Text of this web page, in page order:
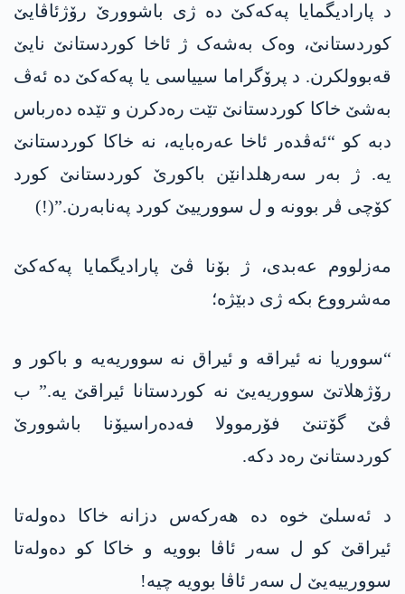
د پارادیگمایا پەکەکێ دە ژی باشوورێ رۆژئاڤایێ
کوردستانێ، وەک بەشەک ژ ئاخا کوردستانێ نایێ
قەبوولکرن. د پرۆگراما سییاسی یا پەکەکێ دە ئەڤ
بەشێ خاکا کوردستانێ تێت رەدکرن و تێدە دەرباس
دبە کو “ئەڤدەر ئاخا عەرەبایە، نە خاکا کوردستانێ
یە. ژ بەر سەرھلدانێن باکورێ کوردستانێ کورد
کۆچی ڤر بوونە و ل سوورییێ کورد پەنابەرن.”(!)
مەزلووم عەبدی، ژ بۆنا ڤێ پارادیگمایا پەکەکێ
مەشرووع بکە ژی دبێژە؛
“سووریا نە ئیراقە و ئیراق نە سووریەیە و باکور و
رۆژھلاتێ سووریەیێ نە کوردستانا ئیراقێ یە.” ب
ڤێ گۆتنێ فۆرموولا فەدەراسیۆنا باشوورێ
کوردستانێ رەد دکە.
د ئەسلێ خوە دە ھەرکەس دزانە خاکا دەولەتا
ئیراقێ کو ل سەر ئاڤا بوویە و خاکا کو دەولەتا
سوورییەیێ ل سەر ئاڤا بوویە چیە!